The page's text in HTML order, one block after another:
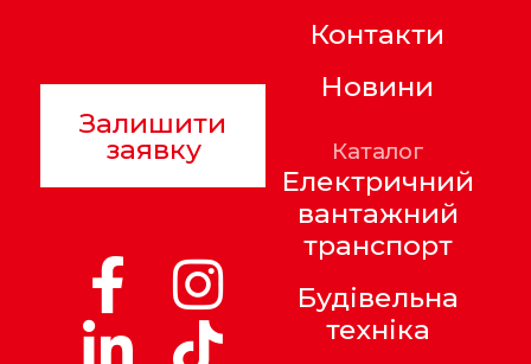
Залишити
заявку Каталог
Контакти
Новини
Електричний
вантажний
транспорт
Будівельна
техніка